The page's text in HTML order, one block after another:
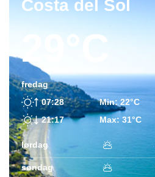
Costa del Sol
29°C
fredag
07:28
Min: 22°C
21:17
Max: 31°C
lørdag
søndag